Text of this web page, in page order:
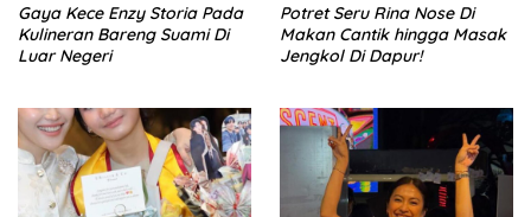
Gaya Kece Enzy Storia Pada
Kulineran Bareng Suami Di
Luar Negeri
Potret Seru Rina Nose Di
Makan Cantik hingga Masak
Jengkol Di Dapur!